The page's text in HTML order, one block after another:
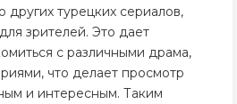
других турецких сериалов,
зрителей. Это дает
с различными драма,
что делает просмотр
и интересным. Таким